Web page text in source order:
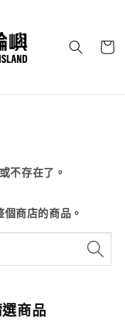
不存在了。
商店的商品。
商品